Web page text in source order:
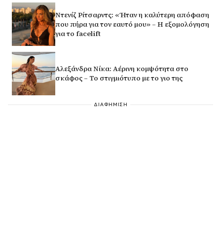
Ντενίζ Ρίτσαρντς: «Ήταν η καλύτερη απόφαση
που πήρα για τον εαυτό μου» – Η εξομολόγηση
για το facelift
Αλεξάνδρα Νίκα: Αέρινη κομψότητα στο
σκάφος – Το στιγμιότυπο με το γιο της
ΔΙΑΦΗΜΙΣΗ